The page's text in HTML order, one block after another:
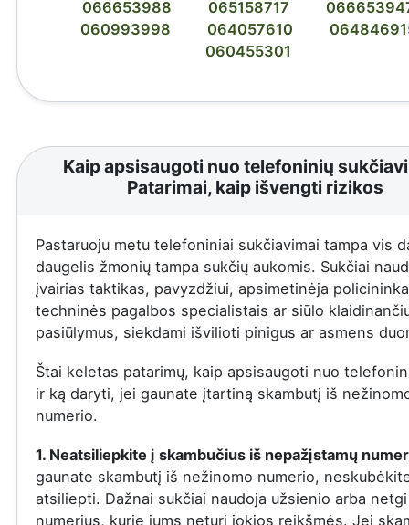
066653988
065158717
060993998
064057610
060455301
Kaip apsisaugoti nuo telefoninių
Patarimai, kaip išvengti rizikos
Pastaruoju metu telefoniniai sukčiavimai tampa vis
daugelis žmonių tampa sukčių aukomis. Sukčiai
įvairias taktikas, pavyzdžiui, apsimetinėja
techninės pagalbos specialistais ar siūlo
pasiūlymus, siekdami išvilioti pinigus ar asmens
Štai keletas patarimų, kaip apsisaugoti nuo
ir ką daryti, jei gaunate įtartiną skambutį iš
numerio.
1. Neatsiliepkite į skambučius iš nepažįstamų
gaunate skambutį iš nežinomo numerio,
atsiliepti. Dažnai sukčiai naudoja užsienio arba
numerius, kurie jums neturi jokios reikšmės. Jei